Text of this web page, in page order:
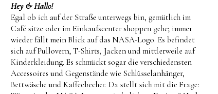
Hey & Hallo!
Egal ob ich auf der Straße unterwegs bin, gemütlich im
Café sitze oder im Einkaufscenter shoppen gehe; immer
wieder fällt mein Blick auf das NASA-Logo. Es befindet
sich auf Pullovern, T-Shirts, Jacken und mittlerweile auf
Kinderkleidung. Es schmückt sogar die verschiedensten
Accessoires und Gegenstände wie Schlüsselanhänger,
Bettwäsche und Kaffeebecher. Da stellt sich mit die Frage: